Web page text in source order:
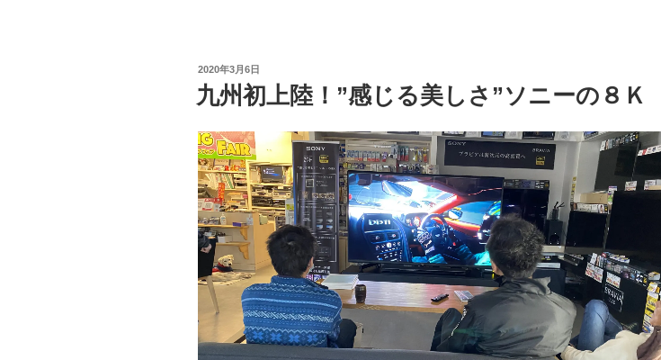
投
稿
日:
2020年3月6日
九州初上陸！”感じる美しさ”ソニーの８Ｋ